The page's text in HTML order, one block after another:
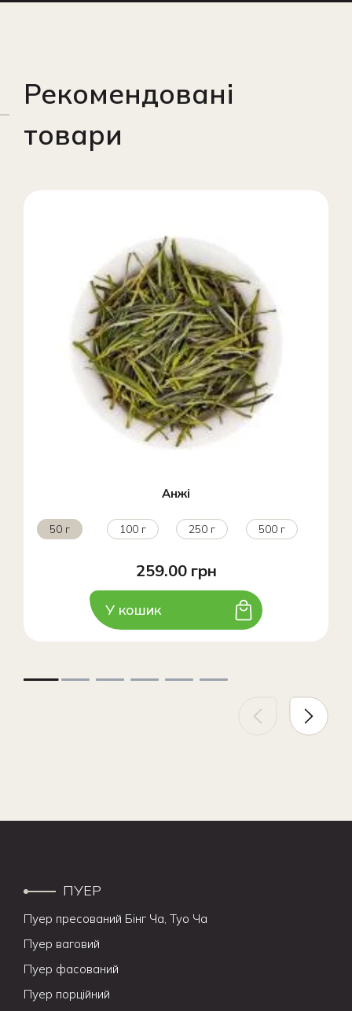
Рекомендовані
товари
Анжі
50 г 100 г 250 г 500 г
259.00 грн
У кошик
ПУЕР
Пуер пресований Бінг Ча, Туо Ча
Пуер ваговий
Пуер фасований
Пуер порційний